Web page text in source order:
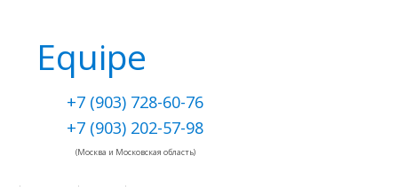
Equipe
+7 (903) 728-60-76
+7 (903) 202-57-98
(Москва и Московская область)